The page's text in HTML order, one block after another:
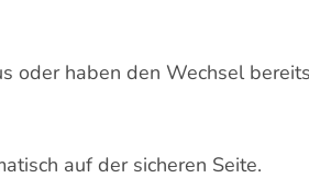
oder haben den Wechsel bereits
auf der sicheren Seite.